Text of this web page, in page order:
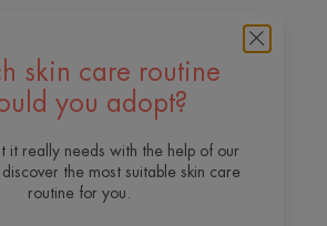
skin care routine
you adopt?
it really needs with the help of our
the most suitable skin care
routine for you.